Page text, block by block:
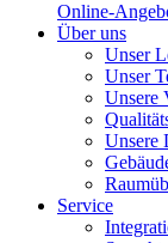
Online-
Über uns
Unser
Unser
Unsere
Unsere
Service